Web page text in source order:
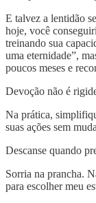
E talvez a lentidão
hoje, você
treinando sua
uma eternidade”,
poucos meses e
Devoção não é
Na prática,
suas ações sem
Descanse quando
Sorria na prancha.
para escolher meu